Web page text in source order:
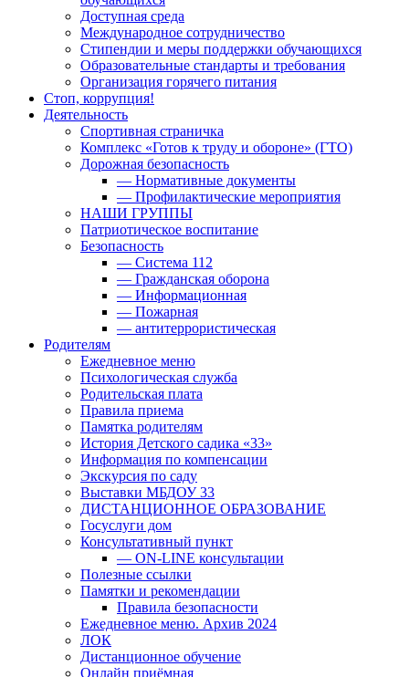
Доступная среда
Международное сотрудничество
Стипендии и меры поддержки обучающихся
Образовательные стандарты и требования
Организация горячего питания
Стоп, коррупция!
Деятельность
Спортивная страничка
Комплекс «Готов к труду и обороне» (ГТО)
Дорожная безопасность
— Нормативные документы
— Профилактические мероприятия
НАШИ ГРУППЫ
Патриотическое воспитание
Безопасность
— Система 112
— Гражданская оборона
— Информационная
— Пожарная
— антитеррористическая
Родителям
Ежедневное меню
Психологическая служба
Родительская плата
Правила приема
Памятка родителям
История Детского садика «33»
Информация по компенсации
Экскурсия по саду
Выставки МБДОУ 33
ДИСТАНЦИОННОЕ ОБРАЗОВАНИЕ
Госуслуги дом
Консультативный пункт
— ON-LINE консультации
Полезные ссылки
Памятки и рекомендации
Правила безопасности
Ежедневное меню. Архив 2024
ЛОК
Дистанционное обучение
Онлайн приёмная